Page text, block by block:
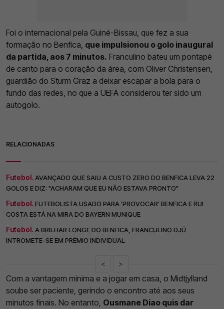
Foi o internacional pela Guiné-Bissau, que fez a sua
formação no Benfica, que impulsionou o golo inaugural
da partida, aos 7 minutos. Franculino bateu um pontapé
de canto para o coração da área, com Oliver Christensen,
guardião do Sturm Graz a deixar escapar a bola para o
fundo das redes, no que a UEFA considerou ter sido um
autogolo.
RELACIONADAS
Futebol. AVANÇADO QUE SAIU A CUSTO ZERO DO BENFICA LEVA 22
GOLOS E DIZ: "ACHARAM QUE EU NÃO ESTAVA PRONTO"
Futebol. FUTEBOLISTA USADO PARA 'PROVOCAR' BENFICA E RUI
COSTA ESTÁ NA MIRA DO BAYERN MUNIQUE
Futebol. A BRILHAR LONGE DO BENFICA, FRANCULINO DJÚ
INTROMETE-SE EM PRÉMIO INDIVIDUAL
< >
Com a vantagem mínima e a jogar em casa, o Midtjylland
soube ser paciente, gerindo o encontro até aos seus
minutos finais. No entanto, Ousmane Diao quis dar